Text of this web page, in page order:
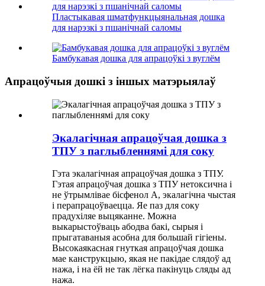
Пластыкавая шматфункцыянальная дошка
для нарэзкі з пшанічнай саломы
Бамбукавая дошка для апрацоўкі з вуглём
Апрацоўчыя дошкі з іншых матэрыялаў
Экалагічная апрацоўчая дошка з
ТПУ з паглыбленнямі для соку
Гэта экалагічная апрацоўчая дошка з ТПУ.
Гэтая апрацоўчая дошка з ТПУ нетоксична і
не ўтрымлівае бісфенол А, экалагічна чыстая
і перапрацоўваецца. Яе паз для соку
прадухіляе выцяканне. Можна
выкарыстоўваць абодва бакі, сырыя і
прыгатаваныя асобна для большай гігіены.
Высокаякасная гнуткая апрацоўчая дошка
мае канструкцыю, якая не пакідае слядоў ад
нажа, і на ёй не так лёгка пакінуць сляды ад
нажа.